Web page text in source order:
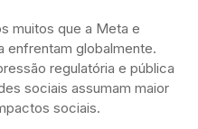
muitos que a Meta e
enfrentam globalmente.
regulatória e pública
sociais assumam maior
sociais.